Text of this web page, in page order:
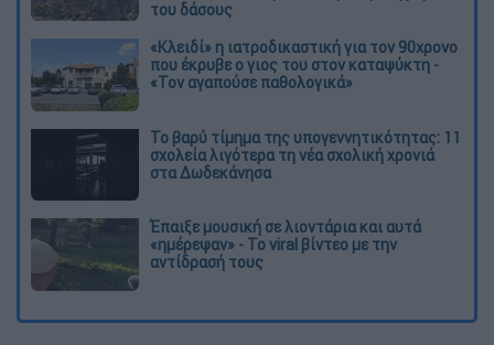
του δάσους
«Κλειδί» η ιατροδικαστική για τον 90χρονο
που έκρυβε ο γιος του στον καταψύκτη -
«Τον αγαπούσε παθολογικά»
Το βαρύ τίμημα της υπογεννητικότητας: 11
σχολεία λιγότερα τη νέα σχολική χρονιά
στα Δωδεκάνησα
Έπαιξε μουσική σε λιοντάρια και αυτά
«ημέρεψαν» - Το viral βίντεο με την
αντίδρασή τους